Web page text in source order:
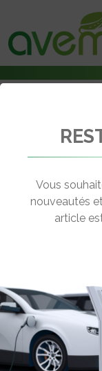
Déploiement du
← Revenir aux
BORNES
BAULE-
Rédigé par Camille
commentaires
Vous
nouveautés
article